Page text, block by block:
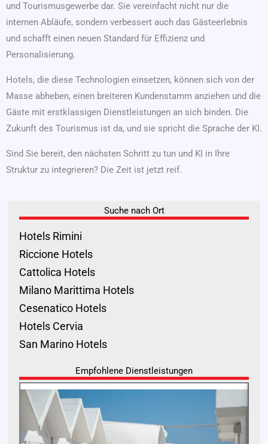
und Tourismusgewerbe dar. Sie vereinfacht nicht nur die
internen Abläufe, sondern verbessert auch das Gästeerlebnis
und schafft einen neuen Standard für Effizienz und
Personalisierung.
Hotels, die diese Technologien einsetzen, können sich von der
Masse abheben, einen breiteren Kundenstamm anziehen und die
Gäste mit erstklassigen Dienstleistungen an sich binden. Die
Zukunft des Tourismus ist da, und sie spricht die Sprache der KI.
Sind Sie bereit, den nächsten Schritt zu tun und KI in Ihre
Struktur zu integrieren? Die Zeit ist jetzt reif.
Suche nach Ort
Hotels Rimini
Riccione Hotels
Cattolica Hotels
Milano Marittima Hotels
Cesenatico Hotels
Hotels Cervia
San Marino Hotels
Empfohlene Dienstleistungen